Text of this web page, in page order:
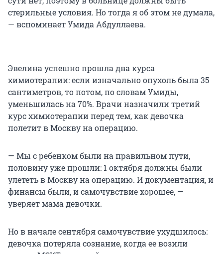
стерильные условия. Но тогда я об этом не думала,
— вспоминает Умида Абдуллаева.
Эвелина успешно прошла два курса
химиотерапии: если изначально опухоль была 35
сантиметров, то потом, по словам Умиды,
уменьшилась на 70%. Врачи назначили третий
курс химиотерапии перед тем, как девочка
полетит в Москву на операцию.
— Мы с ребенком были на правильном пути,
половину уже прошли: 1 октября должны были
улететь в Москву на операцию. И документация, и
финансы были, и самочувствие хорошее, —
уверяет мама девочки.
Но в начале сентября самочувствие ухудшилось:
девочка потеряла сознание, когда ее возили